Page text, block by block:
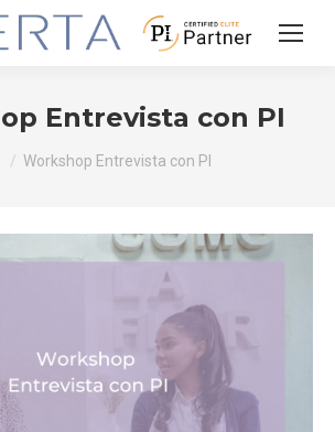
Entrevista con PI
aquí:
Workshop Entrevista con PI